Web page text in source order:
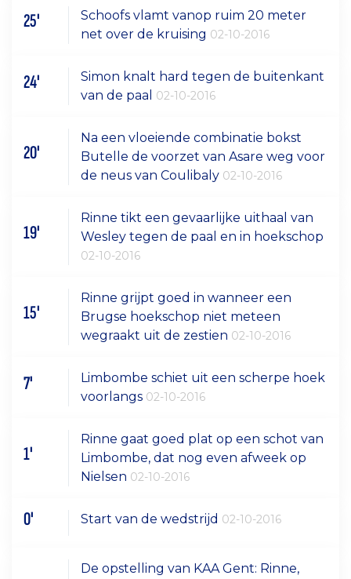
25'
Schoofs vlamt vanop ruim 20 meter
net over de kruising 02-10-2016
24'
Simon knalt hard tegen de buitenkant
van de paal 02-10-2016
20'
Na een vloeiende combinatie bokst
Butelle de voorzet van Asare weg voor
de neus van Coulibaly 02-10-2016
19'
Rinne tikt een gevaarlijke uithaal van
Wesley tegen de paal en in hoekschop
02-10-2016
15'
Rinne grijpt goed in wanneer een
Brugse hoekschop niet meteen
wegraakt uit de zestien 02-10-2016
7'
Limbombe schiet uit een scherpe hoek
voorlangs 02-10-2016
1'
Rinne gaat goed plat op een schot van
Limbombe, dat nog even afweek op
Nielsen 02-10-2016
0' Start van de wedstrijd 02-10-2016
De opstelling van KAA Gent: Rinne,